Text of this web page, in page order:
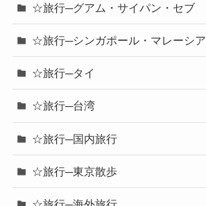
☆旅行─グアム・サイパン・セブ
☆旅行─シンガポール・マレーシア
☆旅行─タイ
☆旅行─台湾
☆旅行─国内旅行
☆旅行─東京散歩